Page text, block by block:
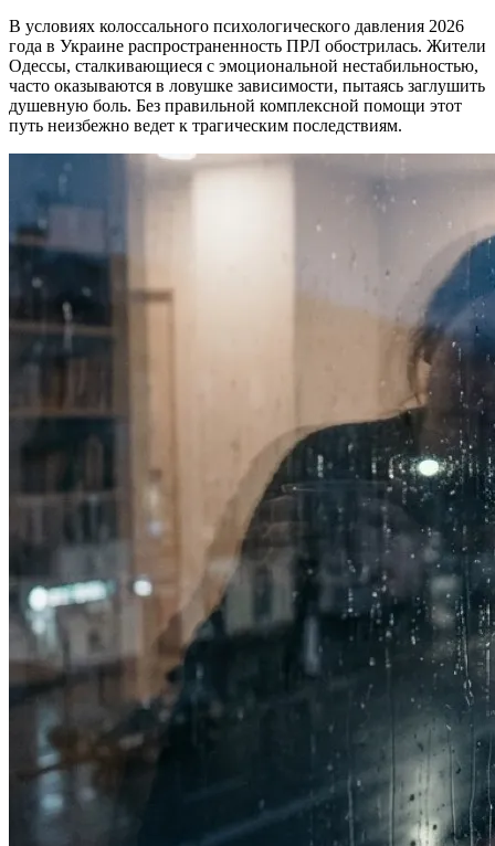
В условиях колоссального психологического давления 2026
года в Украине распространенность ПРЛ обострилась. Жители
Одессы, сталкивающиеся с эмоциональной нестабильностью,
часто оказываются в ловушке зависимости, пытаясь заглушить
душевную боль. Без правильной комплексной помощи этот
путь неизбежно ведет к трагическим последствиям.